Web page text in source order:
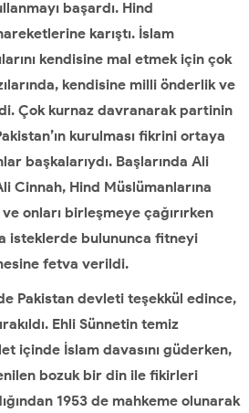
başardı. Hind
karıştı. İslam
kendisine mal etmek için çok
kendisine milli önderlik ve
Çok kurnaz davranarak partinin
kurulması fikrini ortaya
başkalarıydı. Başlarında Ali
Cinnah, Hind Müslümanlarına
onları birleşmeye çağırırken
isteklerde bulununca fitneyi
fetva verildi.
Pakistan devleti teşekkül edince,
Ehli Sünnetin temiz
içinde İslam davasını güderken,
bozuk bir din ile fikirleri
1953 de mahkeme olunarak